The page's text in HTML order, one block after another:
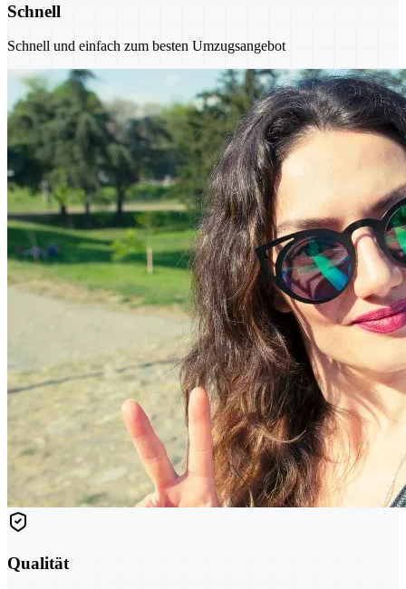
Schnell
Schnell und einfach zum besten Umzugsangebot
Qualität